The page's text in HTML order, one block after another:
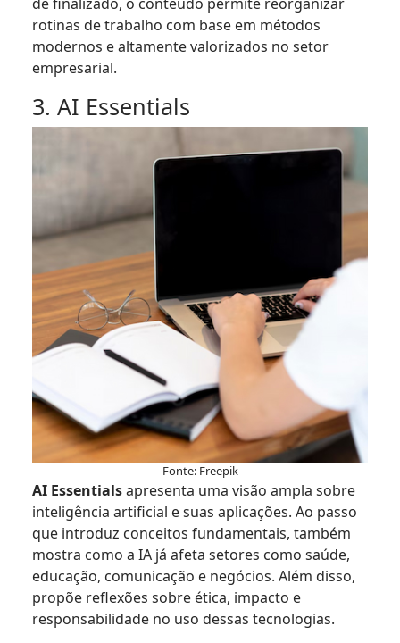
rotinas de trabalho com base em métodos
modernos e altamente valorizados no setor
empresarial.
3. AI Essentials
Fonte: Freepik
AI Essentialsapresenta uma visão ampla sobre
inteligência artificial e suas aplicações. Ao passo
que introduz conceitos fundamentais, também
mostra como a IA já afeta setores como saúde,
educação, comunicação e negócios. Além disso,
propõe reflexões sobre ética, impacto e
responsabilidade no uso dessas tecnologias.